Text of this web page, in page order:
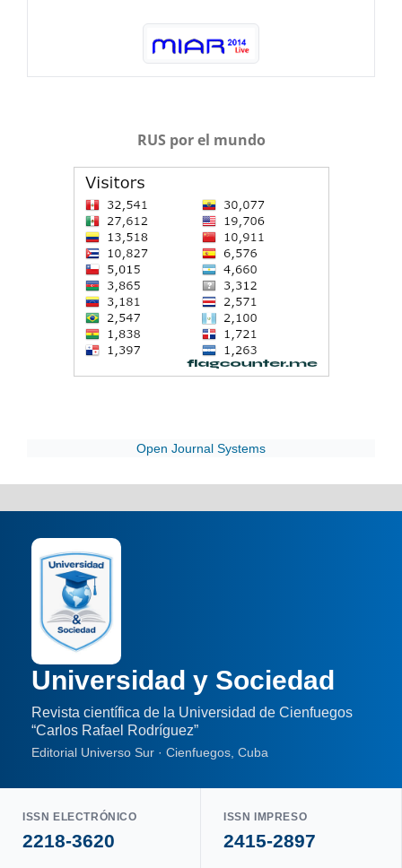
RUS por el mundo
Open Journal Systems
Universidad y Sociedad
Revista científica de la Universidad de Cienfuegos
“Carlos Rafael Rodríguez”
Editorial Universo Sur · Cienfuegos, Cuba
ISSN ELECTRÓNICO
2218-3620
ISSN IMPRESO
2415-2897